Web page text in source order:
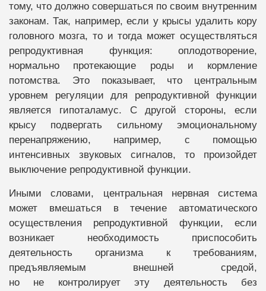
тому, что должно совершаться по своим внутренним
законам. Так, например, если у крысы удалить кору
головного мозга, то и тогда может осуществляться
репродуктивная функция: оплодотворение,
нормально протекающие роды и кормление
потомства. Это показывает, что центральным
уровнем регуляции для репродуктивной функции
является гипоталамус. С другой стороны, если
крысу подвергать сильному эмоциональному
перенапряжению, например, с помощью
интенсивных звуковых сигналов, то произойдет
выключение репродуктивной функции.
Иными словами, центральная нервная система
может вмешаться в течение автоматического
осуществления репродуктивной функции, если
возникает необходимость приспособить
деятельность организма к требованиям,
предъявляемым внешней средой,
но не контролирует эту деятельность без